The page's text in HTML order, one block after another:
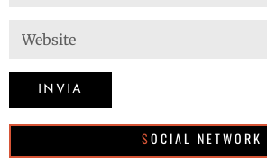
SOCIAL NETWORK